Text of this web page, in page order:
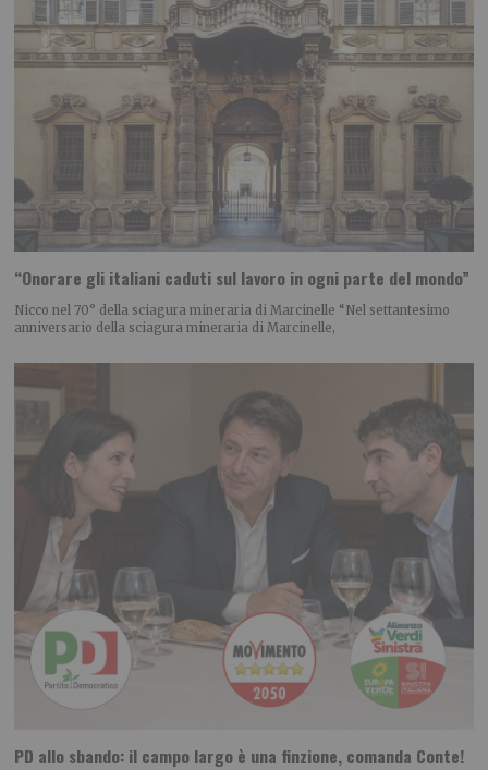
“Onorare gli italiani caduti sul lavoro in ogni parte del mondo”
Nicco nel 70° della sciagura mineraria di Marcinelle “Nel settantesimo
anniversario della sciagura mineraria di Marcinelle,
PD allo sbando: il campo largo è una finzione, comanda Conte!